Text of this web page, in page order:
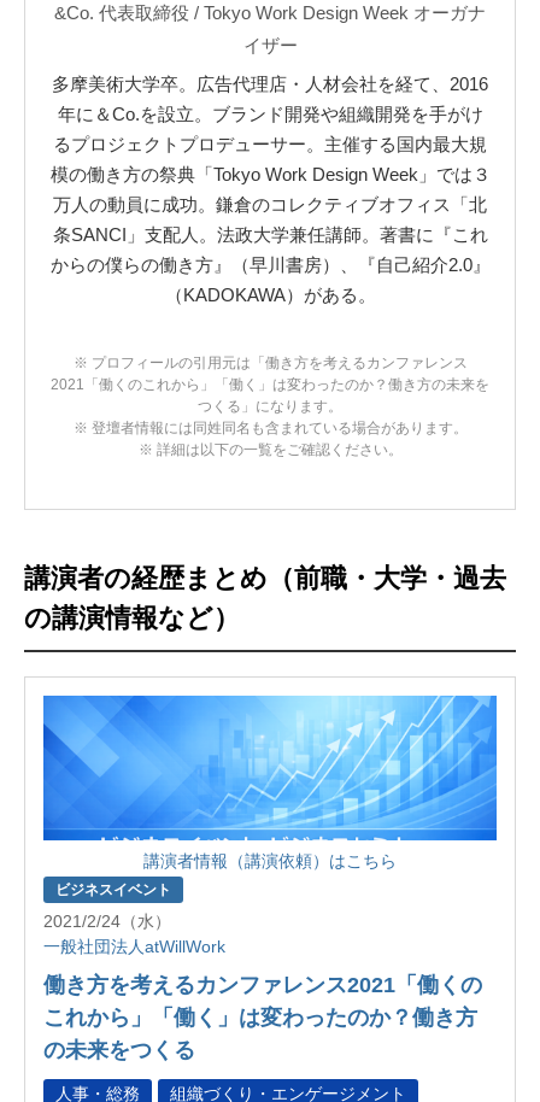
&Co. 代表取締役 / Tokyo Work Design Week オーガナ
イザー
多摩美術大学卒。広告代理店・人材会社を経て、2016
年に＆Co.を設立。ブランド開発や組織開発を手がけ
るプロジェクトプロデューサー。主催する国内最大規
模の働き方の祭典「Tokyo Work Design Week」では３
万人の動員に成功。鎌倉のコレクティブオフィス「北
条SANCI」支配人。法政大学兼任講師。著書に『これ
からの僕らの働き方』（早川書房）、『自己紹介2.0』
（KADOKAWA）がある。
※ プロフィールの引用元は「働き方を考えるカンファレンス
2021「働くのこれから」「働く」は変わったのか？働き方の未来を
つくる」になります。
※ 登壇者情報には同姓同名も含まれている場合があります。
※ 詳細は以下の一覧をご確認ください。
講演者の経歴まとめ（前職・大学・過去
の講演情報など）
講演者情報（講演依頼）はこちら
ビジネスイベント
2021/2/24（水）
一般社団法人atWillWork
働き方を考えるカンファレンス2021「働くの
これから」「働く」は変わったのか？働き方
の未来をつくる
人事・総務 組織づくり・エンゲージメント